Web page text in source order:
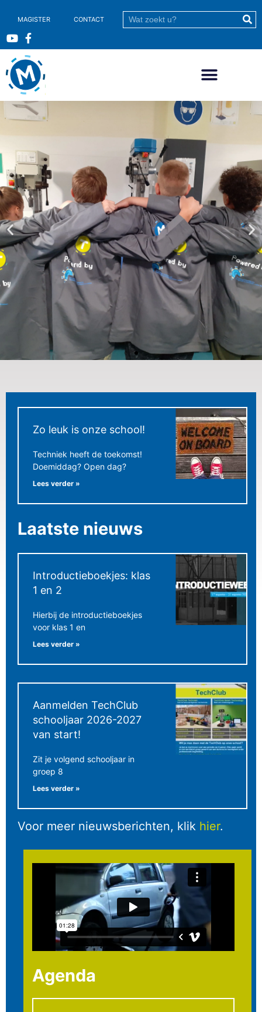
MAGISTER CONTACT
ondernemers
worden vriend!
Vriend worden
Zo leuk is onze school!
Techniek heeft de toekomst!
Doemiddag? Open dag?
Lees verder »
Laatste nieuws
Introductieboekjes: klas
1 en 2
Hierbij de introductieboekjes
voor klas 1 en
Lees verder »
Aanmelden TechClub
schooljaar 2026-2027
van start!
Zit je volgend schooljaar in
groep 8
Lees verder »
Voor meer nieuwsberichten, klik hier.
Agenda